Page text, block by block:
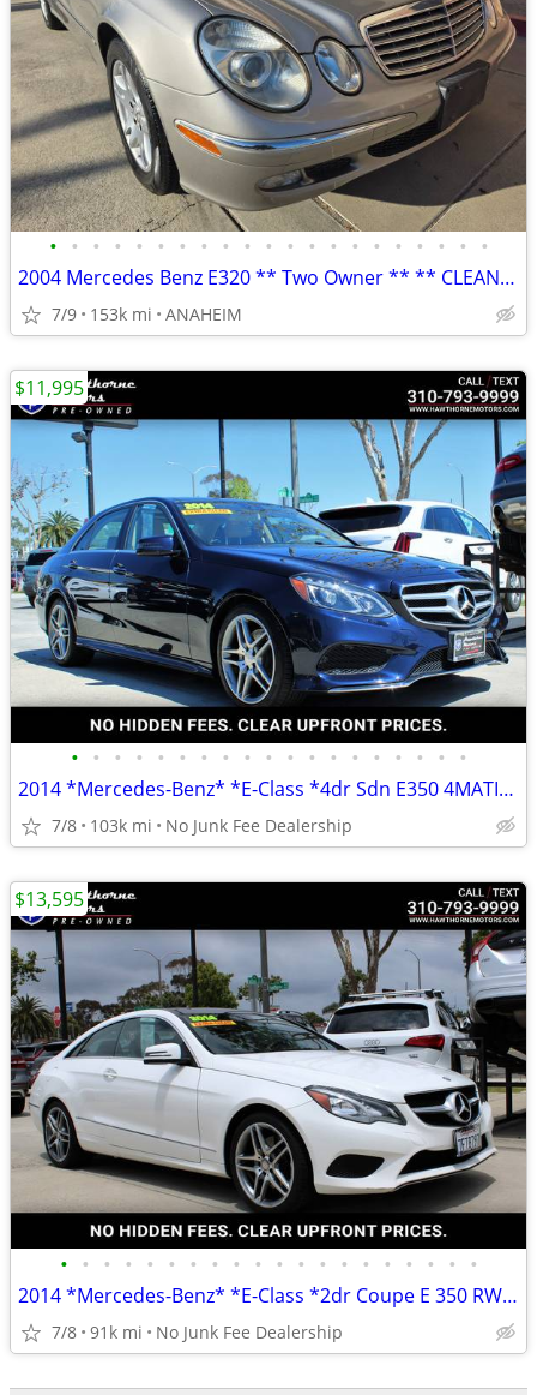
• • • • • • • • • • • • • • • • • • • • •
2004 Mercedes Benz E320 ** Two Owner ** ** CLEAN TITLE ** SMOG DONE
7/9 153k mi ANAHEIM
• • • • • • • • • • • • • • • • • • •
2014 *Mercedes-Benz* *E-Class *4dr Sdn E350 4MATIC * Bl
7/8 103k mi No Junk Fee Dealership
$11,995
• • • • • • • • • • • • • • • • • • • •
2014 *Mercedes-Benz* *E-Class *2dr Coupe E 350 RWD* Pol
7/8 91k mi No Junk Fee Dealership
$13,595